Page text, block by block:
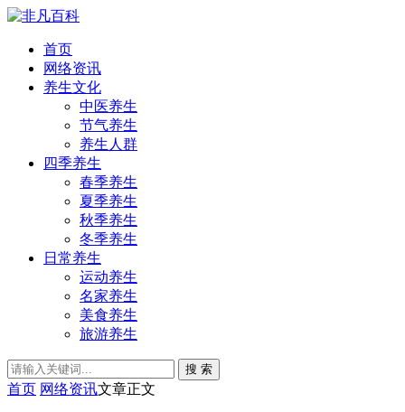
首页
网络资讯
养生文化
中医养生
节气养生
养生人群
四季养生
春季养生
夏季养生
秋季养生
冬季养生
日常养生
运动养生
名家养生
美食养生
旅游养生
搜 索
首页 网络资讯文章正文